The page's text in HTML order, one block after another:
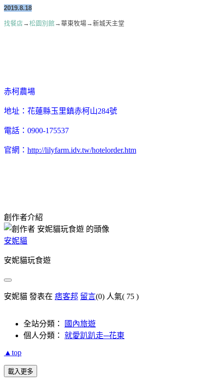
2019.8.18
找餐店 →松園別館 →華東牧場→新城天主堂
赤柯農場
地址：花蓮縣玉里鎮赤柯山284號
電話：0900-175537
官網： http://lilyfarm.idv.tw/hotelorder.htm
創作者介紹
安妮貓
安妮貓玩食遊
安妮貓 發表在 痞客邦 留言(0) 人氣( 75 )
全站分類：
國內旅遊
個人分類： 就愛趴趴走─花東
▲top
載入更多